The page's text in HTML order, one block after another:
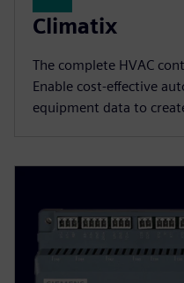
Climatix
The complete HVAC
Enable cost-effective
equipment data to